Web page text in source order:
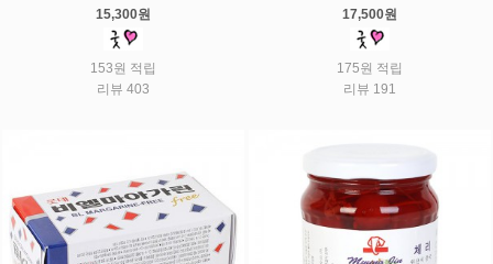
15,300원
153원 적립
리뷰 403
17,500원
175원 적립
리뷰 191